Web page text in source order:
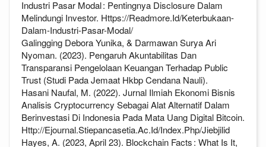
Industri Pasar Modal : Pentingnya Disclosure Dalam
Melindungi Investor. Https://Readmore.Id/Keterbukaan-
Dalam-Industri-Pasar-Modal/
Galingging Debora Yunika, & Darmawan Surya Ari
Nyoman. (2023). Pengaruh Akuntabilitas Dan
Transparansi Pengelolaan Keuangan Terhadap Public
Trust (Studi Pada Jemaat Hkbp Cendana Nauli).
Hasani Naufal, M. (2022). Jurnal Ilmiah Ekonomi Bisnis
Analisis Cryptocurrency Sebagai Alat Alternatif Dalam
Berinvestasi Di Indonesia Pada Mata Uang Digital Bitcoin.
Http://Ejournal.Stiepancasetia.Ac.Id/Index.Php/Jiebjilid
Hayes, A. (2023, April 23). Blockchain Facts : What Is It,